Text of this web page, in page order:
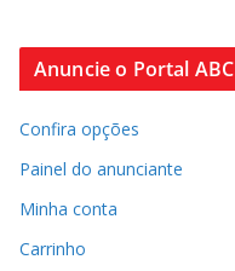
Anuncie o Portal ABC
Confira opções
Painel do anunciante
Minha conta
Carrinho